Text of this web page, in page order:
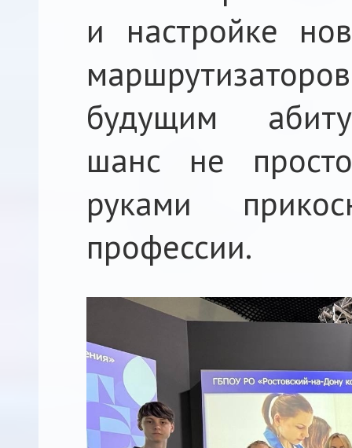
и настройке
будущим
шанс не
руками
профессии.